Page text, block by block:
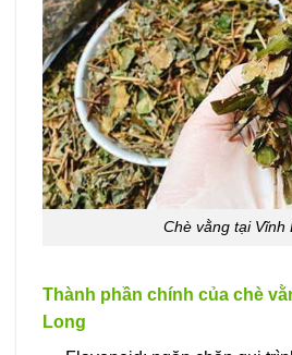
Chè vằng tại Vĩnh
Thành phần chính của chè
Long